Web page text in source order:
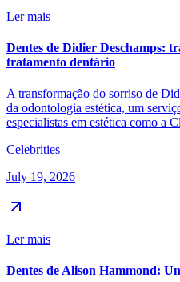
Ler mais
Dentes de Didier Deschamps:
tratamento dentário
A transformação do sorriso de
da odontologia estética, um
especialistas em estética como a
Celebrities
July 19, 2026
Ler mais
Dentes de Alison Hammond: